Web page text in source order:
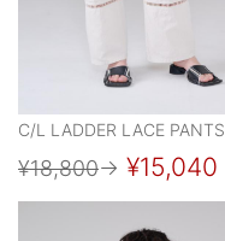
C/L LADDER LACE PANTS
¥18,800→ ¥15,040